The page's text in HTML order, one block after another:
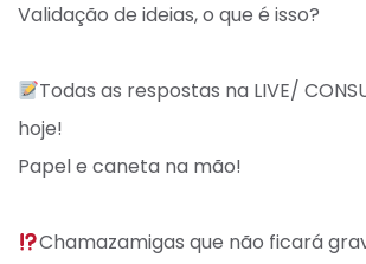
Validação de ideias, o que é isso?⁣
Todas as respostas na LIVE/
hoje!⁣
Papel e caneta na mão! ⁣
Chamazamigas que não ficará